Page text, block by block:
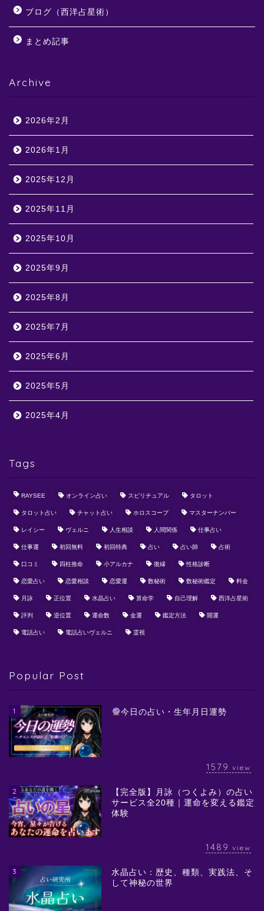
ブログ（西洋占星術）
まとめ記事
Archive
2026年2月
2026年1月
2025年12月
2025年11月
2025年10月
2025年9月
2025年8月
2025年7月
2025年6月
2025年5月
2025年4月
Tags
RAYSEE オンライン占い スピリチュアル タロット
タロット占い チャット占い ホロスコープ マスターナンバー
レイシー ヴェルニ 人生相談 人間関係 仕事占い
仕事運 初回無料 初回特典 占い 占い師 占術
口コミ 四柱推命 小アルカナ 復縁 性格診断
恋愛占い 恋愛相談 恋愛運 数秘術 数秘術鑑定 料金
月詠 正位置 水晶占い 算命学 自己理解 西洋占星術
評判 逆位置 運命数 金運 鑑定方法 開運
電話占い 電話占いヴェルニ 霊視
Popular Post
1 今日の占い・生年月日運勢
1579 view
2
【完全版】月詠（つくよみ）の占い
サービス全20種｜運命を変える鑑定
体験
1489 view
3
水晶占い：歴史、種類、実践法、そ
して神秘の世界